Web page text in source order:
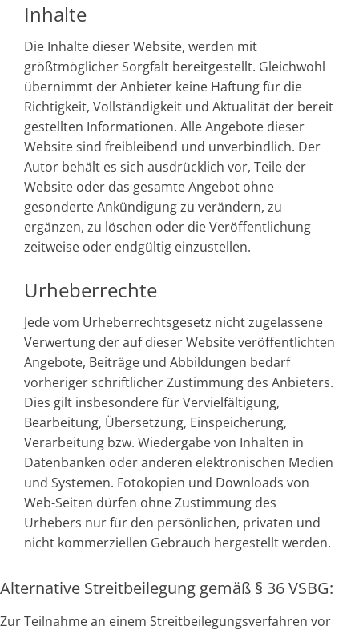
Inhalte
Die Inhalte dieser Website, werden mit
größtmöglicher Sorgfalt bereitgestellt. Gleichwohl
übernimmt der Anbieter keine Haftung für die
Richtigkeit, Vollständigkeit und Aktualität der bereit
gestellten Informationen. Alle Angebote dieser
Website sind freibleibend und unverbindlich. Der
Autor behält es sich ausdrücklich vor, Teile der
Website oder das gesamte Angebot ohne
gesonderte Ankündigung zu verändern, zu
ergänzen, zu löschen oder die Veröffentlichung
zeitweise oder endgültig einzustellen.
Urheberrechte
Jede vom Urheberrechtsgesetz nicht zugelassene
Verwertung der auf dieser Website veröffentlichten
Angebote, Beiträge und Abbildungen bedarf
vorheriger schriftlicher Zustimmung des Anbieters.
Dies gilt insbesondere für Vervielfältigung,
Bearbeitung, Übersetzung, Einspeicherung,
Verarbeitung bzw. Wiedergabe von Inhalten in
Datenbanken oder anderen elektronischen Medien
und Systemen. Fotokopien und Downloads von
Web-Seiten dürfen ohne Zustimmung des
Urhebers nur für den persönlichen, privaten und
nicht kommerziellen Gebrauch hergestellt werden.
Alternative Streitbeilegung gemäß § 36 VSBG:
Zur Teilnahme an einem Streitbeilegungsverfahren vor